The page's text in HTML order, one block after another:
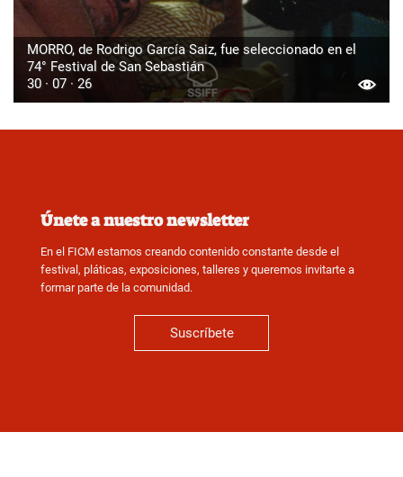
MORRO, de Rodrigo García Saiz, fue seleccionado en el
74° Festival de San Sebastián
30 · 07 · 26
Únete a nuestro newsletter
En el FICM estamos creando contenido constante desde el
festival, pláticas, exposiciones, talleres y queremos invitarte a
formar parte de la comunidad.
Suscríbete